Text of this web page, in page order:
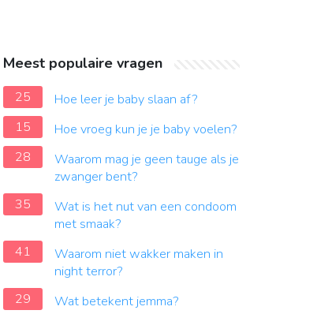
Meest populaire vragen
25
Hoe leer je baby slaan af?
15
Hoe vroeg kun je je baby voelen?
28
Waarom mag je geen tauge als je
zwanger bent?
35
Wat is het nut van een condoom
met smaak?
41
Waarom niet wakker maken in
night terror?
29
Wat betekent jemma?